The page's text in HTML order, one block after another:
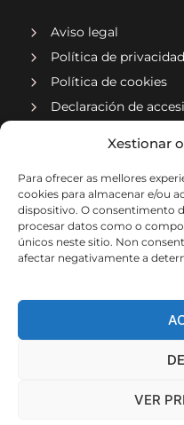
Xestionar
Para ofrecer as mellores
cookies para almacenar e/ou
dispositivo. O consentimento
procesar datos como o
únicos neste sitio. Non
afectar negativamente a
VER
Aviso legal
Política de
Política de cookies
Declaración de
Compañía asociada a
Implementado por xeral.net